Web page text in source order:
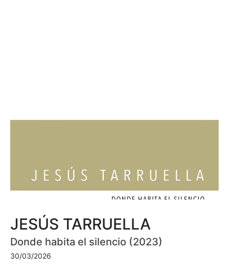
JESÚS TARRUELLA
Donde habita el silencio (2023)
30/03/2026